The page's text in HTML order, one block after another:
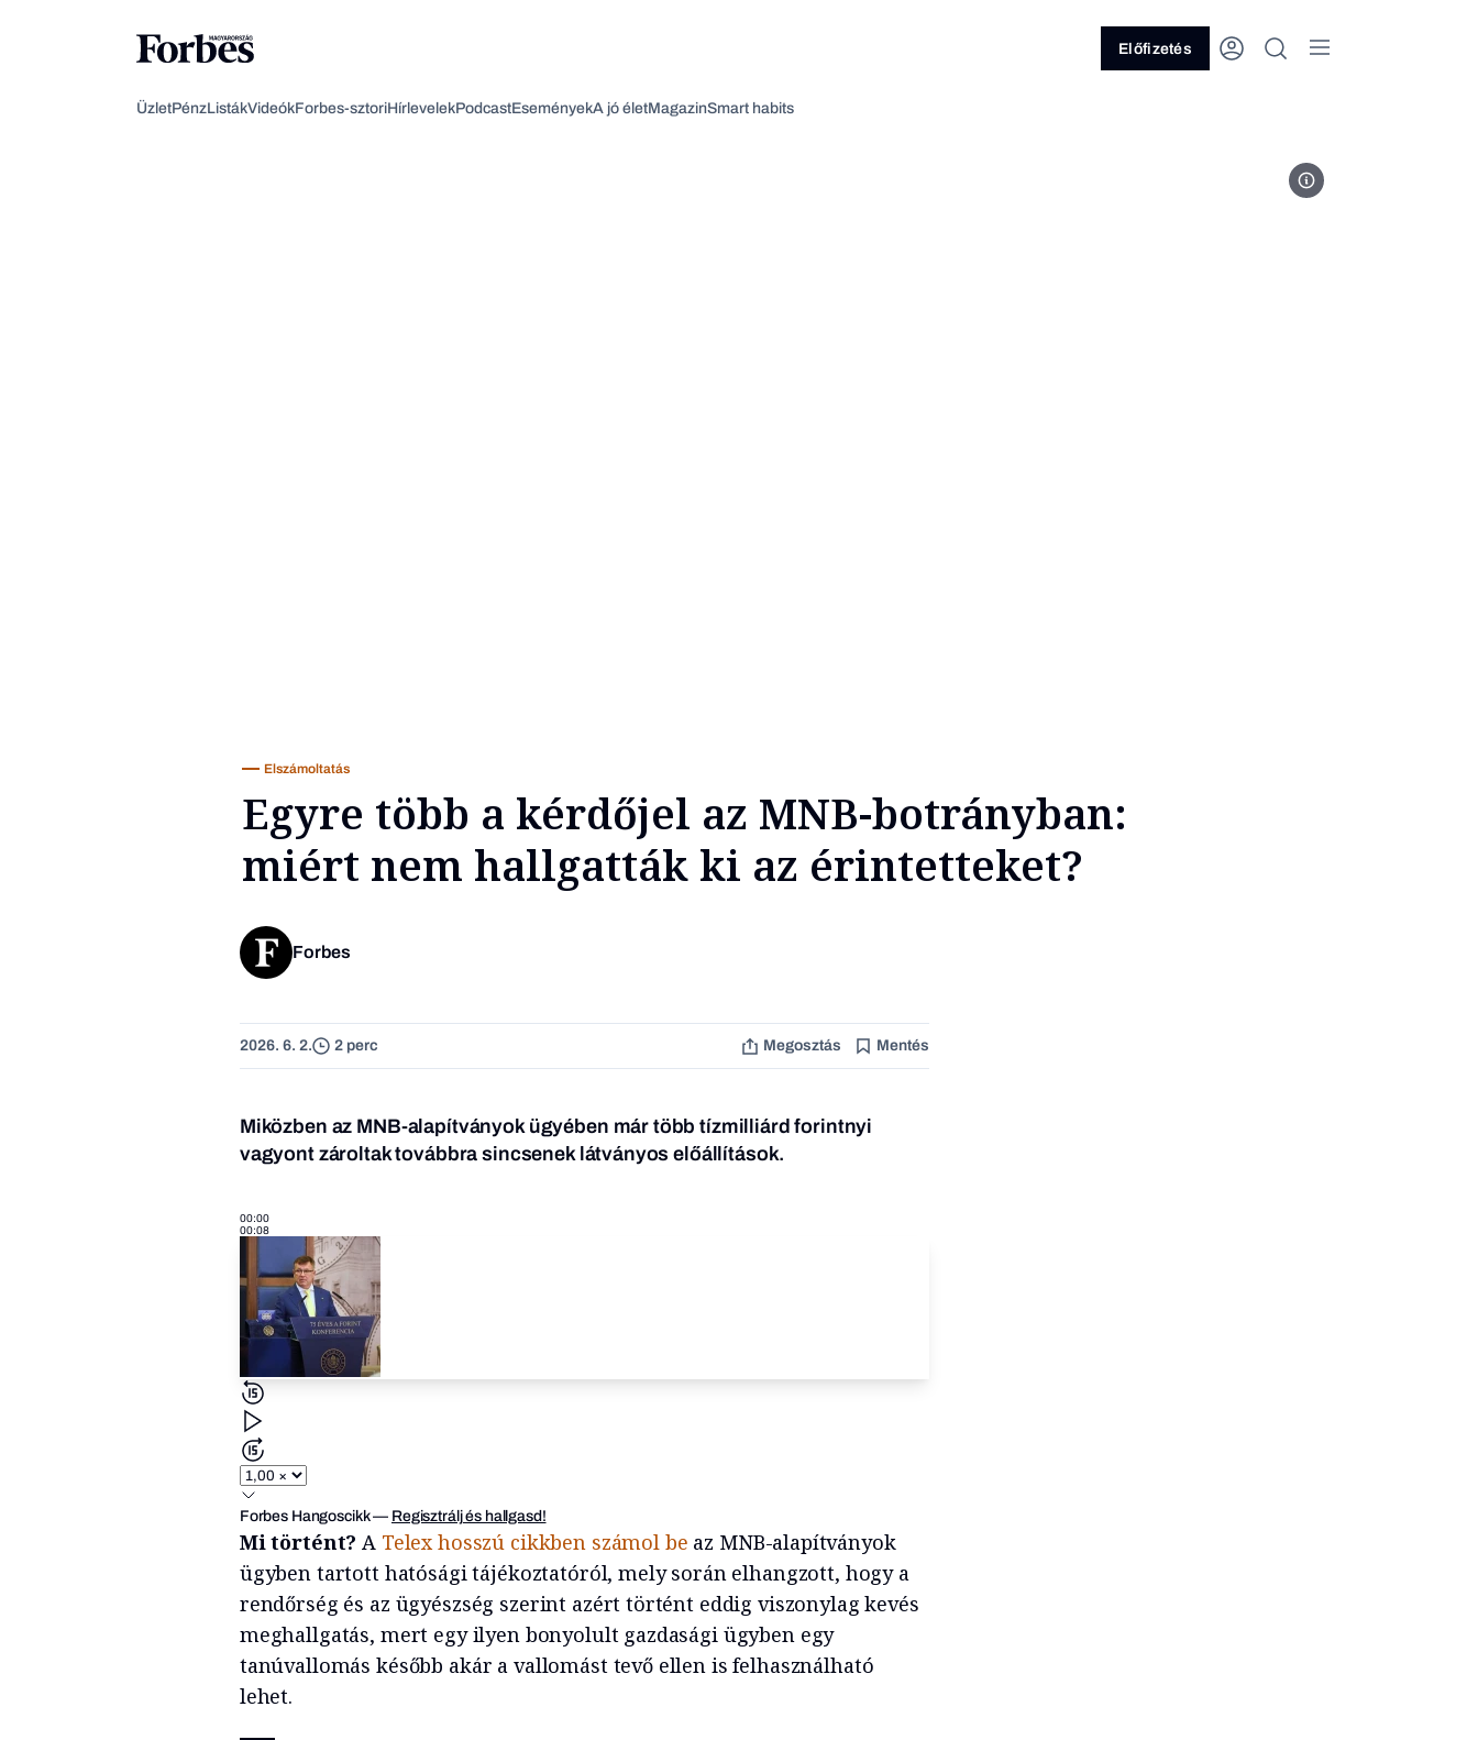
Előfizetés
ÜzletPénzListákVideókForbes-sztoriHírlevelekPodcastEseményekA jó életMagazinSmart habits
Fotó: Magyar Nemzeti Bank/
Elszámoltatás
Egyre több a kérdőjel az MNB-botrányban:
miért nem hallgatták ki az érintetteket?
Forbes
2026. 6. 2. 2 perc Megosztás Mentés
Miközben az MNB-alapítványok ügyében már több tízmilliárd forintnyi
vagyont zároltak továbbra sincsenek látványos előállítások.
00:00
00:08
Forbes Hangoscikk— Regisztrálj és hallgasd!
Mi történt? A Telex hosszú cikkben számol be az MNB-alapítványok
ügyben tartott hatósági tájékoztatóról, mely során elhangzott, hogy a
rendőrség és az ügyészség szerint azért történt eddig viszonylag kevés
meghallgatás, mert egy ilyen bonyolult gazdasági ügyben egy
tanúvallomás később akár a vallomást tevő ellen is felhasználható
lehet.